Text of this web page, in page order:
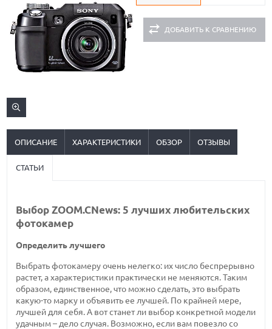
ДОБАВИТЬ К СРАВНЕНИЮ
ОПИСАНИЕ ХАРАКТЕРИСТИКИ ОБЗОР ОТЗЫВЫ
СТАТЬИ
Выбор ZOOM.CNews: 5 лучших любительских
фотокамер
Определить лучшего
Выбрать фотокамеру очень нелегко: их число беспрерывно
растет, а характеристики практически не меняются. Таким
образом, единственное, что можно сделать, это выбрать
какую-то марку и объявить ее лучшей. По крайней мере,
лучшей для себя. А вот станет ли выбор конкретной модели
удачным – дело случая. Возможно, если вам повезло со